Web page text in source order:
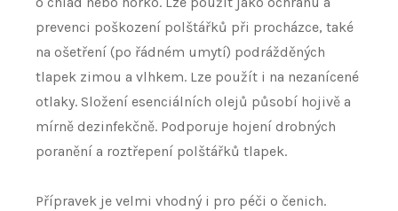
prevenci poškození polštářků při procházce, také
na ošetření (po řádném umytí) podrážděných
tlapek zimou a vlhkem. Lze použít i na nezanícené
otlaky. Složení esenciálních olejů působí hojivě a
mírně dezinfekčně. Podporuje hojení drobných
poranění a roztřepení polštářků tlapek.
Přípravek je velmi vhodný i pro péči o čenich.